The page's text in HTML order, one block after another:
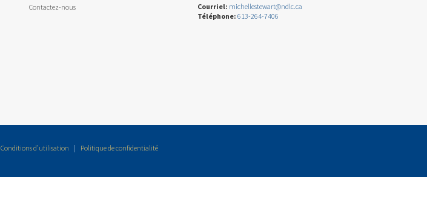
Contactez-nous
Courriel: michellestewart@ndlc.ca
Téléphone: 613-264-7406
Conditions d’utilisation | Politique de confidentialité